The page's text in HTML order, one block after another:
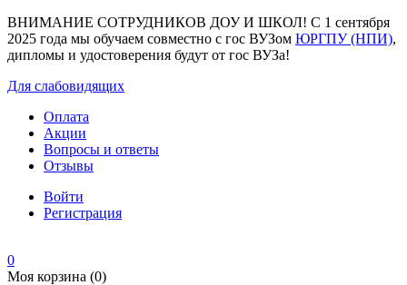
ВНИМАНИЕ СОТРУДНИКОВ ДОУ И ШКОЛ! С 1 сентября
2025 года мы обучаем совместно с гос ВУЗом ЮРГПУ (НПИ),
дипломы и удостоверения будут от гос ВУЗа!
Для слабовидящих
Оплата
Акции
Вопросы и ответы
Отзывы
Войти
Регистрация
0
Моя корзина (0)